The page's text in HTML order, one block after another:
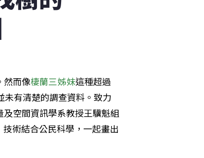
然而像棲蘭三姊妹這種超過
未有清楚的調查資料。致力
空間資訊學系教授王驥魁組
術結合公民科學，一起畫出